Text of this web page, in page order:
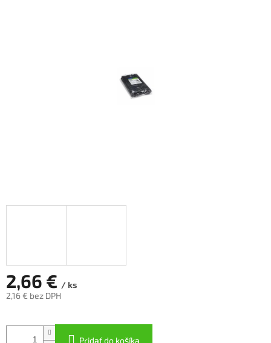
2,66 € / ks
2,16 € bez DPH
cena:
Pridať do košíka